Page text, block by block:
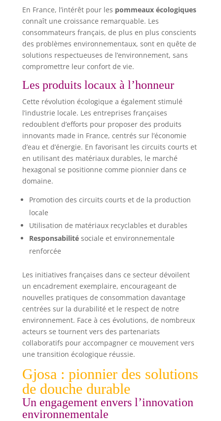
En France, l’intérêt pour les pommeaux écologiques
connaît une croissance remarquable. Les
consommateurs français, de plus en plus conscients
des problèmes environnementaux, sont en quête de
solutions respectueuses de l’environnement, sans
compromettre leur confort de vie.
Les produits locaux à l’honneur
Cette révolution écologique a également stimulé
l’industrie locale. Les entreprises françaises
redoublent d’efforts pour proposer des produits
innovants made in France, centrés sur l’économie
d’eau et d’énergie. En favorisant les circuits courts et
en utilisant des matériaux durables, le marché
hexagonal se positionne comme pionnier dans ce
domaine.
Promotion des circuits courts et de la production
locale
Utilisation de matériaux recyclables et durables
Responsabilitésociale et environnementale
renforcée
Les initiatives françaises dans ce secteur dévoilent
un encadrement exemplaire, encourageant de
nouvelles pratiques de consommation davantage
centrées sur la durabilité et le respect de notre
environnement. Face à ces évolutions, de nombreux
acteurs se tournent vers des partenariats
collaboratifs pour accompagner ce mouvement vers
une transition écologique réussie.
Gjosa : pionnier des solutions
de douche durable
Un engagement envers l’innovation
environnementale